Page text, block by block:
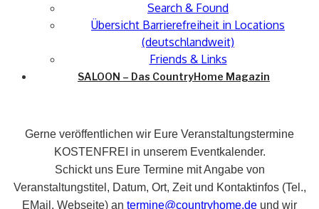
Search & Found
Übersicht Barrierefreiheit in Locations
(deutschlandweit)
Friends & Links
SALOON – Das CountryHome Magazin
Gerne veröffentlichen wir Eure Veranstaltungstermine
KOSTENFREI in unserem Eventkalender.
Schickt uns Eure Termine mit Angabe von
Veranstaltungstitel, Datum, Ort, Zeit und Kontaktinfos (Tel.,
EMail, Webseite) an termine@countryhome.de und wir